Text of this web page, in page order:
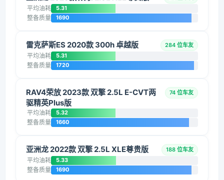
平均油耗 5.31
整备质量 1690
雷克萨斯ES 2020款 300h 卓越版 284 位车友
平均油耗 5.31
整备质量 1720
RAV4荣放 2023款 双擎 2.5L E-CVT两
驱精英Plus版
74 位车友
平均油耗 5.32
整备质量 1660
亚洲龙 2022款 双擎 2.5L XLE尊贵版 188 位车友
平均油耗 5.33
整备质量 1690